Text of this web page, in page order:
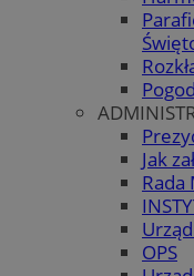
Jak
Rada
OPS